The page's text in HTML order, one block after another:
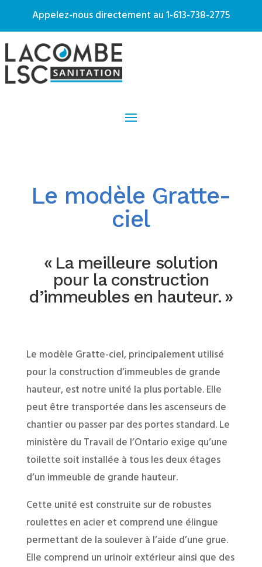
Appelez-nous directement au1-613-738-2775
Le modèle Gratte-
ciel
« La meilleure solution
pour la construction
d’immeubles en hauteur. »
Le modèle Gratte-ciel, principalement utilisé
pour la construction d’immeubles de grande
hauteur, est notre unité la plus portable. Elle
peut être transportée dans les ascenseurs de
chantier ou passer par des portes standard. Le
ministère du Travail de l’Ontario exige qu’une
toilette soit installée à tous les deux étages
d’un immeuble de grande hauteur.
Cette unité est construite sur de robustes
roulettes en acier et comprend une élingue
permettant de la soulever à l’aide d’une grue.
Elle comprend un urinoir extérieur ainsi que des